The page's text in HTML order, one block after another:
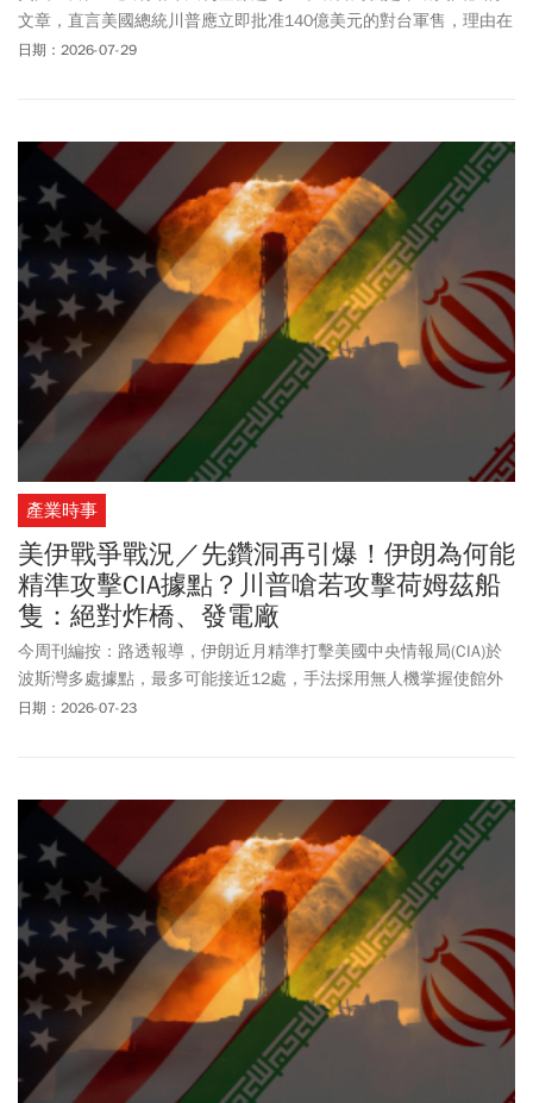
文章，直言美國總統川普應立即批准140億美元的對台軍售，理由在
於美國的信譽、嚇阻力與戰略一致性。
日期：2026-07-29
產業時事
美伊戰爭戰況／先鑽洞再引爆！伊朗為何能
精準攻擊CIA據點？川普嗆若攻擊荷姆茲船
隻：絕對炸橋、發電廠
今周刊編按：路透報導，伊朗近月精準打擊美國中央情報局(CIA)於
波斯灣多處據點，最多可能接近12處，手法採用無人機掌握使館外
牆弱點，第一架先炸缺口，第二架再循缺口飛入引爆，引發美方懷
梁或是發電廠。美國國務卿盧比歐表示，美伊談判中一項分歧在於
伊朗盼能握有控制荷姆茲海峽航運的權利，但此舉並未受到國際法
承認。他強調，若是先開創此一先例，讓任一國家能夠掌控國際水
道並向船隻收費，那往後這種情況也可能在任一地區上演。
日期：2026-07-23